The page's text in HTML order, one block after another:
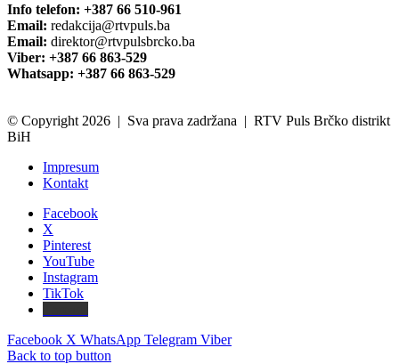
Info telefon: +387 66 510-961
Email: redakcija@rtvpuls.ba
Email: direktor@rtvpulsbrcko.ba
Viber: +387 66 863-529
Whatsapp: +387 66 863-529
© Copyright 2026 | Sva prava zadržana | RTV Puls Brčko distrikt
BiH
Impresum
Kontakt
Facebook
X
Pinterest
YouTube
Instagram
TikTok
Facebook X WhatsApp Telegram Viber
Back to top button